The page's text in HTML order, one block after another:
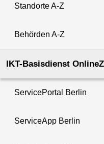
Standorte A-Z
Behörden A-Z
IKT-Basisdienst
ServicePortal Berlin
ServiceApp Berlin